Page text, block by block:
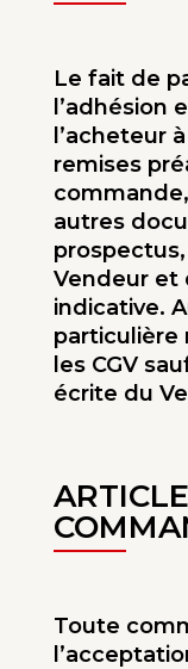
Le fait de
l’adhésion
l’acheteur
remises
autres
Vendeur et
indicative.
particulière
les CGV
écrite du
Toute